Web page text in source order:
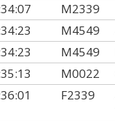
M2339
M4549
M4549
M0022
F2339